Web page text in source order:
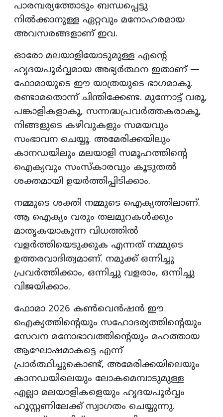
പാരമ്പര്യത്തോടും ബന്ധപ്പെട്ടു
നിൽക്കാനുള്ള ഏറ്റവും മനോഹരമായ
അവസരങ്ങളാണ് ഇവ.
ഓരോ മലയാളിയോടുമുള്ള എന്റെ
ഹൃദയപൂർവ്വമായ അഭ്യർത്ഥന ഇതാണ് —
ഫോമായുടെ ഈ യാത്രയുടെ ഭാഗമാകൂ.
രണ്ടാമതൊന്ന് ചിന്തിക്കേണ്ട. മുന്നോട്ട് വരൂ,
പങ്കാളികളാകൂ, സന്നദ്ധപ്രവർത്തകരാകൂ,
നിങ്ങളുടെ കഴിവുകളും സമയവും
സംഭാവന ചെയ്യൂ. അമേരിക്കയിലും
കാനഡയിലും മലയാളി സമൂഹത്തിന്റെ
ഐക്യവും സംസ്കാരവും കൂടുതൽ
ശക്തമായി ഉയർത്തിപ്പിടിക്കാം.
നമ്മുടെ ശക്തി നമ്മുടെ ഐക്യത്തിലാണ്.
ആ ഐക്യം വരും തലമുറകൾക്കും
മാതൃകയാകുന്ന വിധത്തിൽ
വളർത്തിയെടുക്കുക എന്നത് നമ്മുടെ
ഉത്തരവാദിത്വമാണ്. നമുക്ക് ഒന്നിച്ചു
പ്രവർത്തിക്കാം, ഒന്നിച്ചു വളരാം, ഒന്നിച്ചു
വിജയിക്കാം.
ഫോമാ 2026 കൺവെൻഷൻ ഈ
ഐക്യത്തിന്റെയും സഹോദര്യത്തിന്റെയും
സേവന മനോഭാവത്തിന്റെയും മഹത്തായ
ആഘോഷമാകട്ടെ എന്ന്
പ്രാർത്ഥിച്ചുകൊണ്ട്, അമേരിക്കയിലെയും
കാനഡയിലെയും ലോകമെമ്പാടുമുള്ള
എല്ലാ മലയാളികളെയും ഹൃദയപൂർവ്വം
ഹൂസ്റ്റണിലേക്ക് സ്വാഗതം ചെയ്യുന്നു.